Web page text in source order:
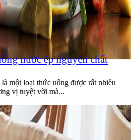
nước ép nguyên chất
một loại thức uống được rất nhiều
vị tuyệt vời mà...